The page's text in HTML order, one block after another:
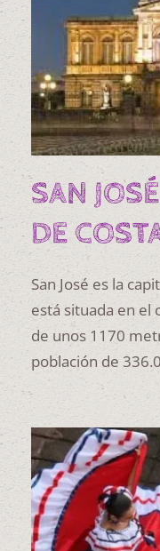
SAN
DE
San José es la
está situada en el
de unos 1170
población de